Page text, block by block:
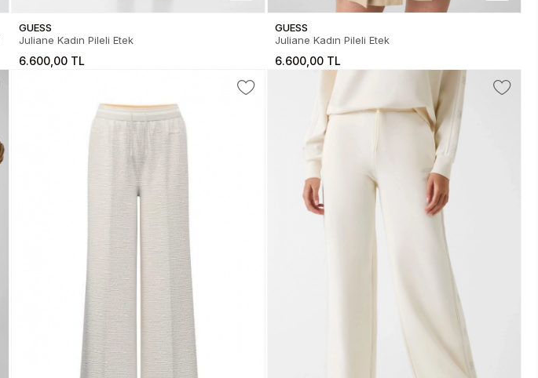
GUESS
Juliane Kadın Pileli Etek
6.600,00 TL
GUESS
Juliane Kadın Pileli Etek
6.600,00 TL